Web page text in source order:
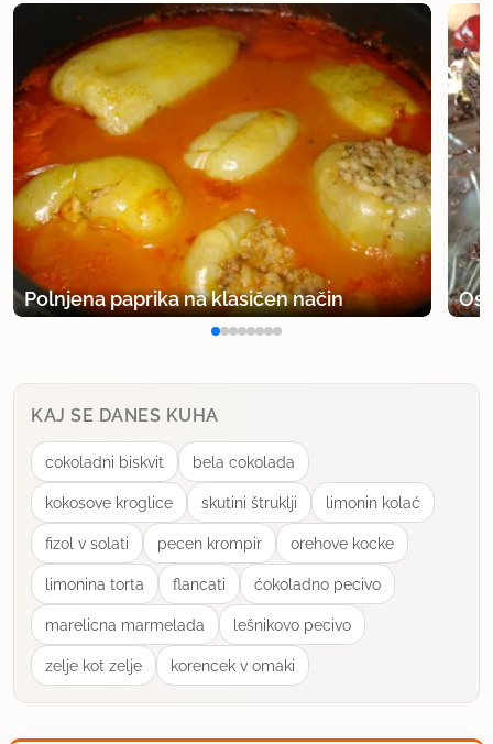
Polnjena paprika na klasičen način
KAJ SE DANES KUHA
cokoladni biskvit bela cokolada
kokosove kroglice skutini štruklji limonin kolać
fizol v solati pecen krompir orehove kocke
limonina torta flancati ćokoladno pecivo
marelicna marmelada lešnikovo pecivo
zelje kot zelje korencek v omaki